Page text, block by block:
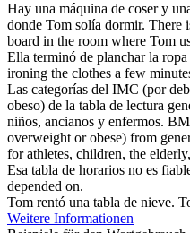
Hay una máquina de coser y
donde Tom solía dormir. There
board in the room where Tom
Ella terminó de plancharla ropa
ironing the clothes a few
Las categorías del IMC (por
obeso) de la tabla de lectura
niños, ancianos y enfermos.
overweight or obese) from
for athletes, children, the
Esa tabla de horarios no es
depended on.
Tom rentó una tabla de nieve.
Weitere Informationen